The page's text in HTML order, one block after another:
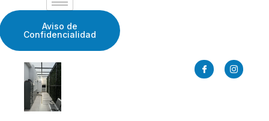
Aviso de
Confidencialidad